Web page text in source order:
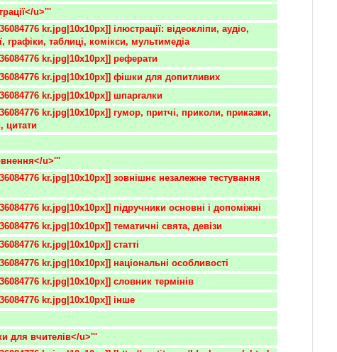
u>'''
графіки, таблиці, комікси, мультимедіа
kr.jpg|10x10px]] реферати
kr.jpg|10x10px]] фішки для допитливих
kr.jpg|10x10px]] шпаргалки
цитати
u>'''
kr.jpg|10x10px]] підручники основні і допоміжні
kr.jpg|10x10px]] тематичні свята, девізи
kr.jpg|10x10px]] статті
kr.jpg|10x10px]] національні особливості
kr.jpg|10x10px]] словник термінів
kr.jpg|10x10px]] інше
для вчителів</u>'''